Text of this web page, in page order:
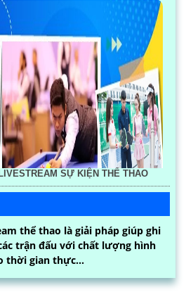
SỰ KIỆN THỂ THAO
thể thao là giải pháp giúp ghi
trận đấu với chất lượng hình
thời gian thực...